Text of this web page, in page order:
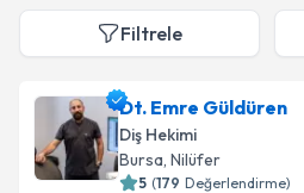
Filtrele
Dt. Emre Güldüren
Diş Hekimi
Bursa, Nilüfer
5 (179 Değerlendirme)